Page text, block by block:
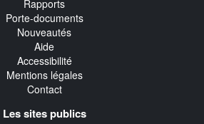
Rapports
Porte-documents
Nouveautés
Aide
Accessibilité
Mentions légales
Contact
Les sites publics